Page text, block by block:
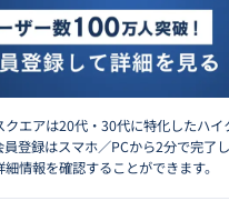
クエアは20代・30代に特化したハイ
員登録はスマホ／PCから2分で完了
情報を確認することができます。